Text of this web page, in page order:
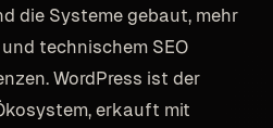
die Systeme gebaut, mehr
technischem SEO
WordPress ist der
erkauft mit